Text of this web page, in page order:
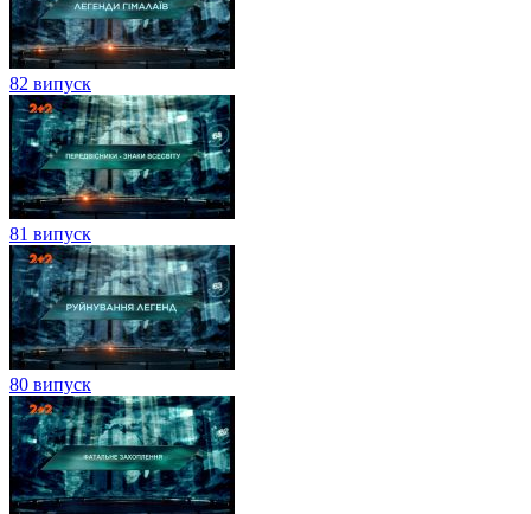
82 випуск
81 випуск
80 випуск